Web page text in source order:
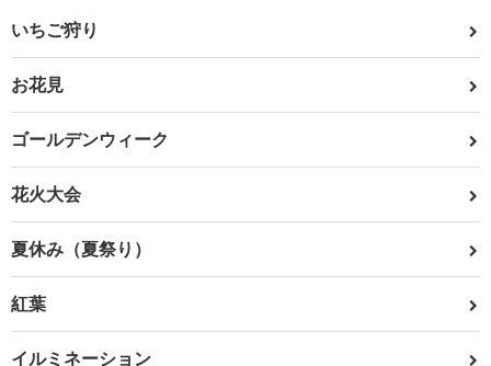
いちご狩り
お花見
ゴールデンウィーク
花火大会
夏休み（夏祭り）
紅葉
イルミネーション